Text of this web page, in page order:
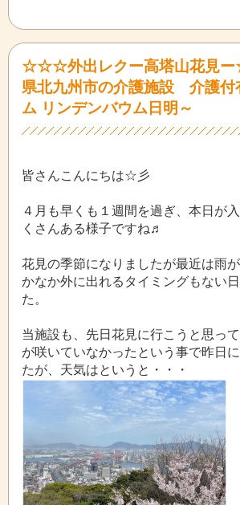
☆☆☆外出レクー高塔山花見
県北九州市の介護施設 介護付
ム リンデンバウム日明～
皆さんこんにちは☆彡
４月も早くも１週間を過ぎ、本日が
くさんある様子ですね♬
花見の季節になりましたが最近は雨
かなか外に出れるタイミングもない
た。
当施設も、先日花見に行こうと思っ
が咲いていなかったという事で昨日
たが、天気はというと・・・